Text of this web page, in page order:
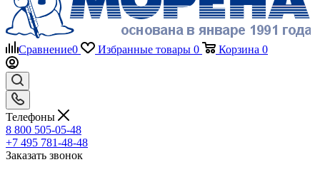
Сравнение0 Избранные товары 0 Корзина 0
Телефоны
8 800 505-05-48
+7 495 781-48-48
Заказать звонок